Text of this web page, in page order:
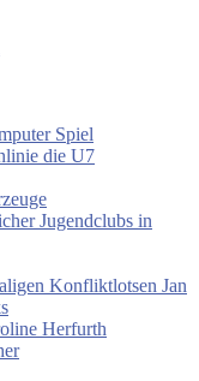
Spiel
die U7
Jugendclubs in
Konfliktlotsen Jan
Herfurth